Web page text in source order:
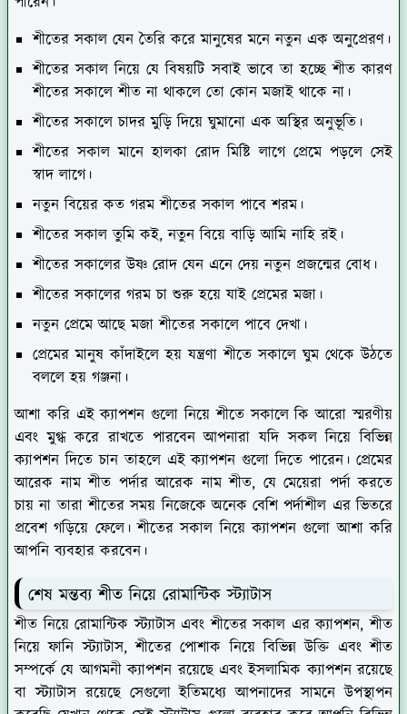
শীতের সকাল যেন তৈরি করে মানুষের মনে নতুন এক অনুপ্রেরণ।
শীতের সকাল নিয়ে যে বিষয়টি সবাই ভাবে তা হচ্ছে শীত কারণ
শীতের সকালে শীত না থাকলে তো কোন মজাই থাকে না।
শীতের সকালে চাদর মুড়ি দিয়ে ঘুমানো এক অস্থির অনুভূতি।
শীতের সকাল মানে হালকা রোদ মিষ্টি লাগে প্রেমে পড়লে সেই
স্বাদ লাগে।
নতুন বিয়ের কত গরম শীতের সকাল পাবে শরম।
শীতের সকাল তুমি কই, নতুন বিয়ে বাড়ি আমি নাহি রই।
শীতের সকালের উষ্ণ রোদ যেন এনে দেয় নতুন প্রজন্মের বোধ।
শীতের সকালের গরম চা শুরু হয়ে যাই প্রেমের মজা।
নতুন প্রেমে আছে মজা শীতের সকালে পাবে দেখা।
প্রেমের মানুষ কাঁদাইলে হয় যন্ত্রণা শীতে সকালে ঘুম থেকে উঠতে
বললে হয় গঞ্জনা।
আশা করি এই ক্যাপশন গুলো নিয়ে শীতে সকালে কি আরো স্মরণীয়
এবং মুগ্ধ করে রাখতে পারবেন আপনারা যদি সকল নিয়ে বিভিন্ন
ক্যাপশন দিতে চান তাহলে এই ক্যাপশন গুলো দিতে পারেন। প্রেমের
আরেক নাম শীত পর্দার আরেক নাম শীত, যে মেয়েরা পর্দা করতে
চায় না তারা শীতের সময় নিজেকে অনেক বেশি পর্দাশীল এর ভিতরে
প্রবেশ গড়িয়ে ফেলে। শীতের সকাল নিয়ে ক্যাপশন গুলো আশা করি
আপনি ব্যবহার করবেন।
শেষ মন্তব্য শীত নিয়ে রোমান্টিক স্ট্যাটাস
শীত নিয়ে রোমান্টিক স্ট্যাটাস এবং শীতের সকাল এর ক্যাপশন, শীত
নিয়ে ফানি স্ট্যাটাস, শীতের পোশাক নিয়ে বিভিন্ন উক্তি এবং শীত
সম্পর্কে যে আগমনী ক্যাপশন রয়েছে এবং ইসলামিক ক্যাপশন রয়েছে
বা স্ট্যাটাস রয়েছে সেগুলো ইতিমধ্যে আপনাদের সামনে উপস্থাপন